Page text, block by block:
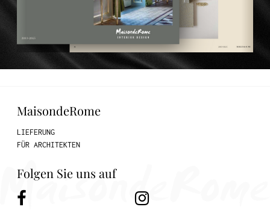
MaisondeRome
LIEFERUNG
FÜR ARCHITEKTEN
Folgen Sie uns auf